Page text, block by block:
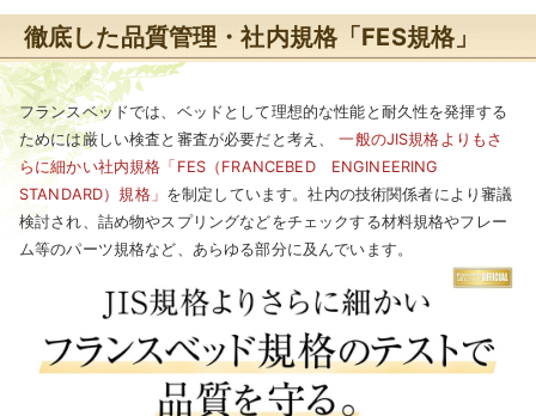
徹底した品質管理・社内規格「FES規格」
フランスベッドでは、ベッドとして理想的な性能と耐久性を発揮する
ためには厳しい検査と審査が必要だと考え、一般のJIS規格よりもさ
らに細かい社内規格「FES（FRANCEBED ENGINEERING
STANDARD）規格」 を制定しています。社内の技術関係者により審議
検討され、詰め物やスプリングなどをチェックする材料規格やフレー
ム等のパーツ規格など、あらゆる部分に及んでいます。